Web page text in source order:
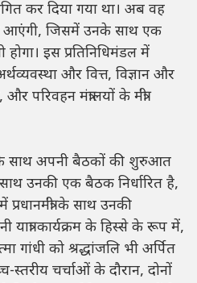
कर दिया गया था। अब वह
आएंगी, जिसमें उनके साथ एक
होगा। इस प्रतिनिधिमंडल में
और वित्त, विज्ञान और
परिवहन मंत्रालयों के मंत्री
साथ अपनी बैठकों की शुरुआत
उनकी एक बैठक निर्धारित है,
के साथ उनकी
यात्रा कार्यक्रम के हिस्से के रूप में,
गांधी को श्रद्धांजलि भी अर्पित
चर्चाओं के दौरान, दोनों